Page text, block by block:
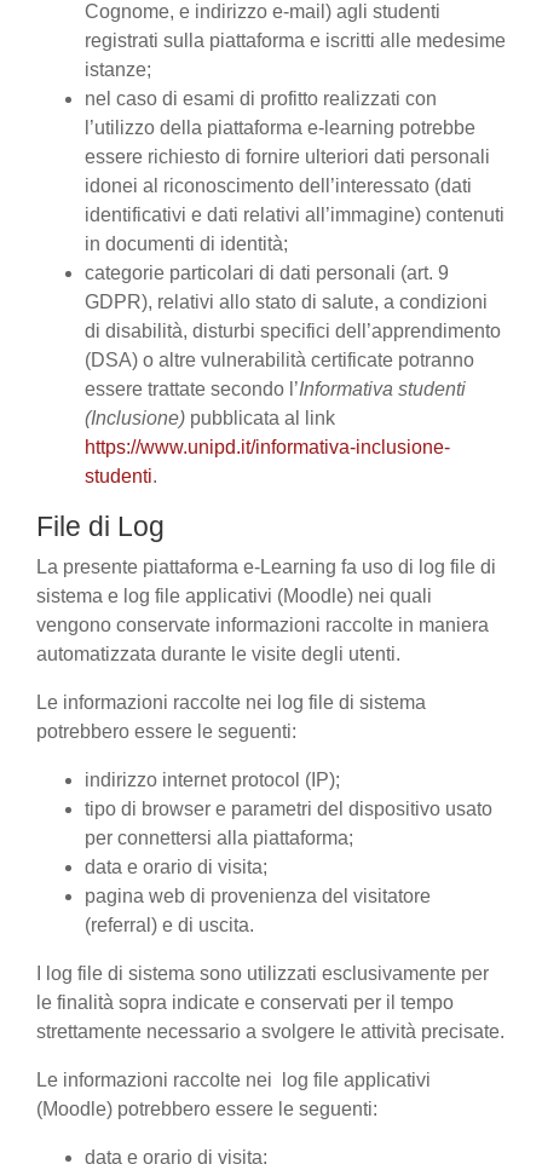
Cognome, e indirizzo e-mail) agli studenti
registrati sulla piattaforma e iscritti alle medesime
istanze;
nel caso di esami di profitto realizzati con
l’utilizzo della piattaforma e-learning potrebbe
essere richiesto di fornire ulteriori dati personali
idonei al riconoscimento dell’interessato (dati
identificativi e dati relativi all’immagine) contenuti
in documenti di identità;
categorie particolari di dati personali (art. 9
GDPR), relativi allo stato di salute, a condizioni
di disabilità, disturbi specifici dell’apprendimento
(DSA) o altre vulnerabilità certificate potranno
essere trattate secondo l’Informativa studenti
(Inclusione) pubblicata al link
https://www.unipd.it/informativa-inclusione-
studenti.
File di Log
La presente piattaforma e-Learning fa uso di log file di
sistema e log file applicativi (Moodle) nei quali
vengono conservate informazioni raccolte in maniera
automatizzata durante le visite degli utenti.
Le informazioni raccolte nei log file di sistema
potrebbero essere le seguenti:
indirizzo internet protocol (IP);
tipo di browser e parametri del dispositivo usato
per connettersi alla piattaforma;
data e orario di visita;
pagina web di provenienza del visitatore
(referral) e di uscita.
I log file di sistema sono utilizzati esclusivamente per
le finalità sopra indicate e conservati per il tempo
strettamente necessario a svolgere le attività precisate.
Le informazioni raccolte nei log file applicativi
(Moodle) potrebbero essere le seguenti:
data e orario di visita;